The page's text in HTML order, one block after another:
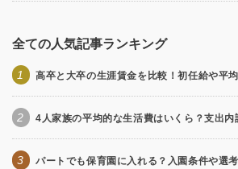
全ての人気記事ランキング
1 高卒と大卒の生涯賃金を比較！初任給や平
2 4人家族の平均的な生活費はいくら？支出内
3 パートでも保育園に入れる？入園条件や選